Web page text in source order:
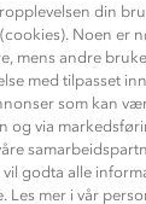
din
Noen er
mens andre
med tilpasset
som kan
og via
godta alle
Les mer i vår